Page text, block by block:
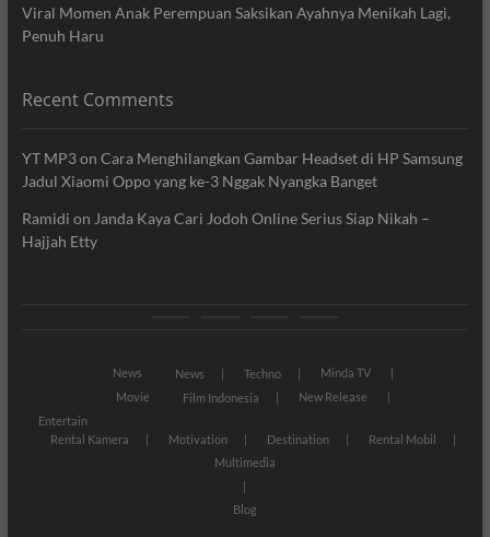
Viral Momen Anak Perempuan Saksikan Ayahnya Menikah Lagi,
Penuh Haru
Recent Comments
YT MP3on Cara Menghilangkan Gambar Headset di HP Samsung
Jadul Xiaomi Oppo yang ke-3 Nggak Nyangka Banget
Ramidi on Janda Kaya Cari Jodoh Online Serius Siap Nikah –
Hajjah Etty
News News Techno
Minda TV
Movie
Film Indonesia
New Release
Entertain
Rental Kamera
Motivation Destination
Rental Mobil
Multimedia
Blog